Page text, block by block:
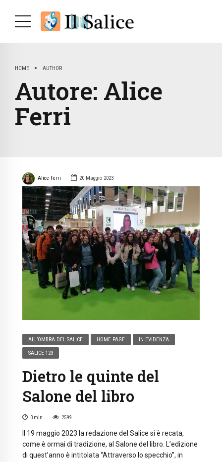
HOME AUTHOR
Autore: Alice
Ferri
Alice Ferri 20 Maggio 2023
ALL’OMBRA DEL SALICE HOME PAGE IN EVIDENZA
SALICE 123
Dietro le quinte del
Salone del libro
3 min 2599
Il 19 maggio 2023 la redazione del Salice si è recata,
come è ormai di tradizione, al Salone del libro. L’edizione
di quest’anno è intitolata “Attraverso lo specchio”, in